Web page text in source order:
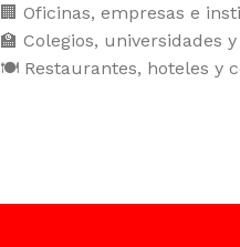
🏢 Oficinas, empresas e
🏫 Colegios, universidades
🍽️ Restaurantes, hoteles y